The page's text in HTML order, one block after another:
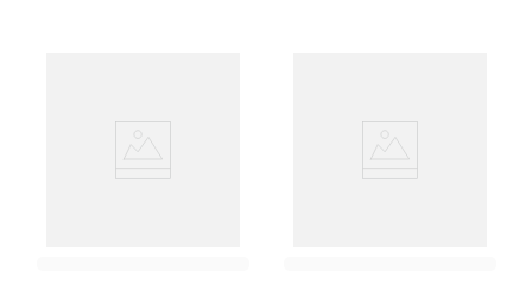
ingredientes que promovem a hidratação, ele